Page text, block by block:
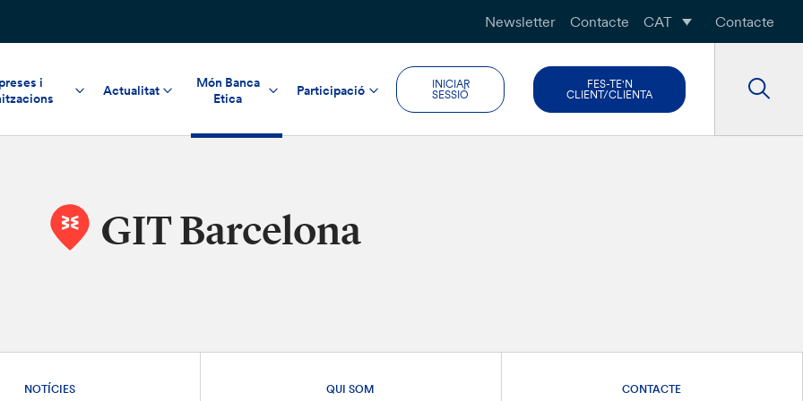
Newsletter Contacte CAT Contacte
i
Actualitat
Món Banca
Etica
Participació
INICIAR
SESSIÓ
FES-TE'N
CLIENT/CLIENTA
GIT Barcelona
NOTÍCIES QUI SOM CONTACTE